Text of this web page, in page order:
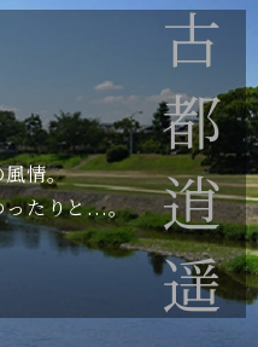
古都逍遥
風情。
ったりと...。